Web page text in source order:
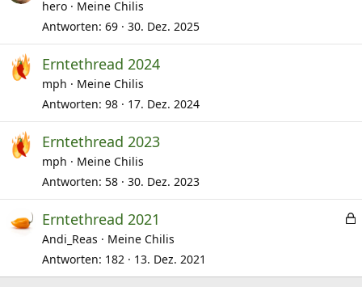
n
e
n
hero
Meine Chilis
Antworten 69 30. Dez. 2025
Erntethread 2024
mph
Meine Chilis
Antworten 98 17. Dez. 2024
Erntethread 2023
mph
Meine Chilis
Antworten 58 30. Dez. 2023
p
Erntethread 2021
Andi_Reas
Meine Chilis
Antworten 182 13. Dez. 2021